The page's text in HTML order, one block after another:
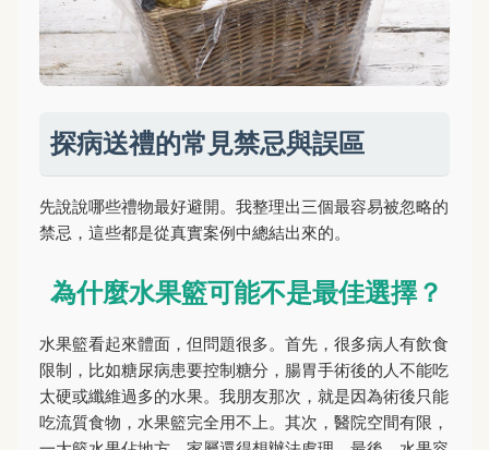
探病送禮的常見禁忌與誤區
先說說哪些禮物最好避開。我整理出三個最容易被忽略的
禁忌，這些都是從真實案例中總結出來的。
為什麼水果籃可能不是最佳選擇？
水果籃看起來體面，但問題很多。首先，很多病人有飲食
限制，比如糖尿病患要控制糖分，腸胃手術後的人不能吃
太硬或纖維過多的水果。我朋友那次，就是因為術後只能
吃流質食物，水果籃完全用不上。其次，醫院空間有限，